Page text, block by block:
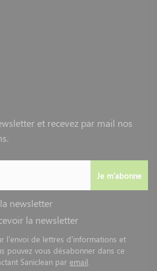
et recevez par mail nos
Je m'abonne
newsletter
la newsletter
l'envoi de lettres d'informations et
pouvez vous désabonner dans ce
Saniclean par email